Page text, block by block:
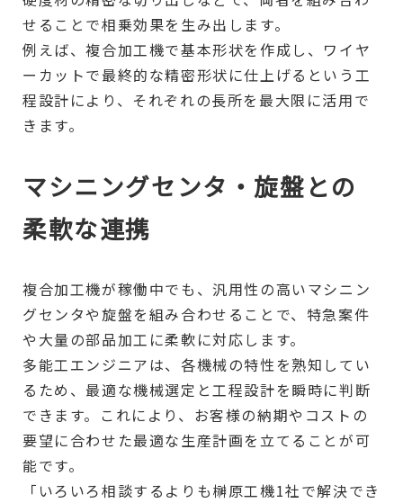
せることで相乗効果を生み出します。
例えば、複合加工機で基本形状を作成し、ワイヤ
ーカットで最終的な精密形状に仕上げるという工
程設計により、それぞれの長所を最大限に活用で
きます。
マシニングセンタ・旋盤との
柔軟な連携
複合加工機が稼働中でも、汎用性の高いマシニン
グセンタや旋盤を組み合わせることで、特急案件
や大量の部品加工に柔軟に対応します。
多能工エンジニアは、各機械の特性を熟知してい
るため、最適な機械選定と工程設計を瞬時に判断
できます。これにより、お客様の納期やコストの
要望に合わせた最適な生産計画を立てることが可
能です。
「いろいろ相談するよりも榊原工機1社で解決でき